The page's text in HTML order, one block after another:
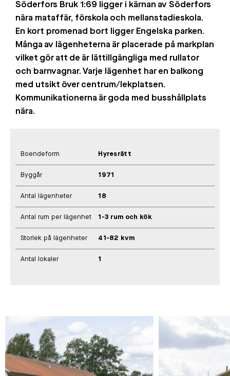
Söderfors Bruk 1:69 ligger i kärnan av Söderfors
nära mataffär, förskola och mellanstadieskola.
En kort promenad bort ligger Engelska parken.
Många av lägenheterna är placerade på markplan
vilket gör att de är lättillgängliga med rullator
och barnvagnar. Varje lägenhet har en balkong
med utsikt över centrum/lekplatsen.
Kommunikationerna är goda med busshållplats
nära.
Boendeform Hyresrätt
Byggår 1971
Antal lägenheter 18
Antal rum per lägenhet 1-3 rum och kök
Storlek på lägenheter 41-82 kvm
Antal lokaler 1